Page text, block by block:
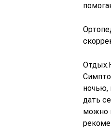
ночью,
дать
можно